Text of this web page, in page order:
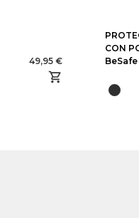
49,95 €
CON
BeSafe